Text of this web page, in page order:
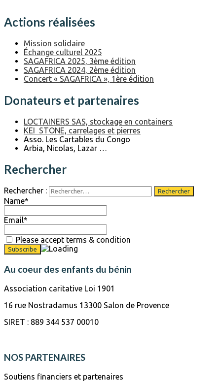
Actions réalisées
Mission solidaire
Échange culturel 2025
SAGAFRICA 2025, 3ème édition
SAGAFRICA 2024, 2ème édition
Concert « SAGAFRICA », 1ère édition
Donateurs et partenaires
LOCTAINERS SAS, stockage en containers
KEI STONE, carrelages et pierres
Asso. Les Cartables du Congo
Arbia, Nicolas, Lazar …
Rechercher
Rechercher :
Name*
Email*
Please accept terms & condition
Au coeur des enfants du bénin
Association caritative Loi 1901
16 rue Nostradamus 13300 Salon de Provence
SIRET : 889 344 537 00010
NOS PARTENAIRES
Soutiens financiers et partenaires